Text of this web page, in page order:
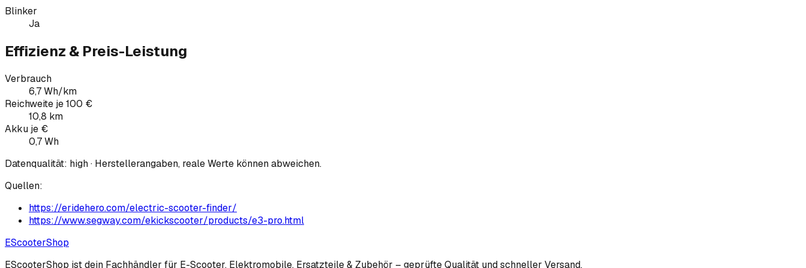
Blinker
Ja
Effizienz & Preis-Leistung
Verbrauch
6,7 Wh/km
Reichweite je 100 €
10,8 km
Akku je €
0,7 Wh
Datenqualität: high· Herstellerangaben, reale Werte können abweichen.
Quellen:
https://eridehero.com/electric-scooter-finder/
https://www.segway.com/ekickscooter/products/e3-pro.html
EScooterShop
EScooterShop ist dein Fachhändler für E-Scooter, Elektromobile, Ersatzteile & Zubehör – geprüfte Qualität und schneller Versand.